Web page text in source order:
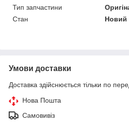
Тип запчастини
Стан
Новий
Умови доставки
Доставка здійснюється тільки по
Нова Пошта
Самовивіз